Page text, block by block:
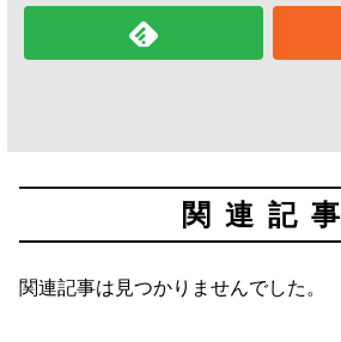
関連記事
関連記事は見つかりませんでした。